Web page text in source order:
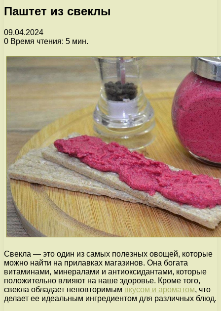
Паштет из свеклы
09.04.2024
0 Время чтения: 5 мин.
Свекла — это один из самых полезных овощей, которые
можно найти на прилавках магазинов. Она богата
витаминами, минералами и антиоксидантами, которые
положительно влияют на наше здоровье. Кроме того,
свекла обладает неповторимым вкусом и ароматом, что
делает ее идеальным ингредиентом для различных блюд.